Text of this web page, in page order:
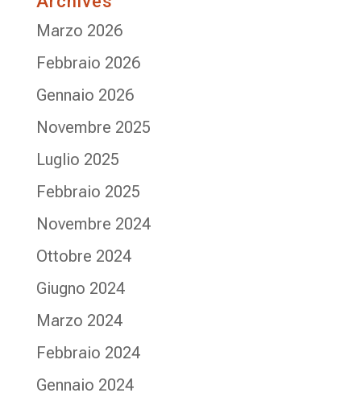
Marzo 2026
Febbraio 2026
Gennaio 2026
Novembre 2025
Luglio 2025
Febbraio 2025
Novembre 2024
Ottobre 2024
Giugno 2024
Marzo 2024
Febbraio 2024
Gennaio 2024